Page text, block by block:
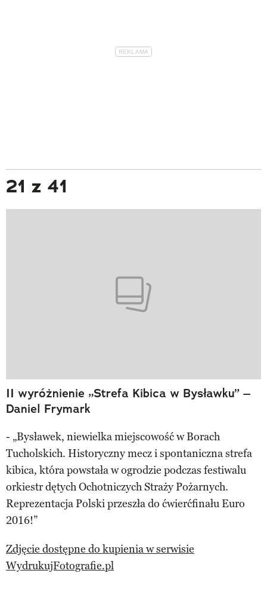
21 z 41
II wyróżnienie „Strefa Kibica w Bysławku” –
Daniel Frymark
- „Bysławek, niewielka miejscowość w Borach
Tucholskich. Historyczny mecz i spontaniczna strefa
kibica, która powstała w ogrodzie podczas festiwalu
orkiestr dętych Ochotniczych Straży Pożarnych.
Reprezentacja Polski przeszła do ćwierćfinału Euro
2016!”
Zdjęcie dostępne do kupienia w serwisie
WydrukujFotografie.pl